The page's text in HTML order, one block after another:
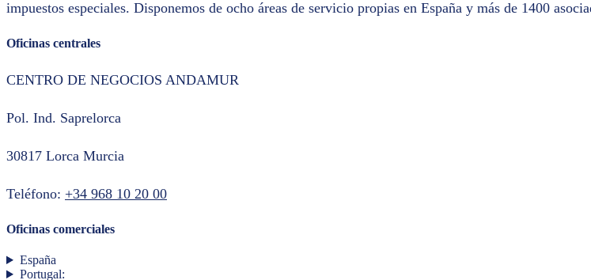
impuestos especiales. Disponemos de ocho áreas de servicio propias en España y más de 1400
Oficinas centrales
CENTRO DE NEGOCIOS ANDAMUR
Pol. Ind. Saprelorca
30817 Lorca Murcia
Teléfono: +34 968 10 20 00
Oficinas comerciales
España
Portugal: